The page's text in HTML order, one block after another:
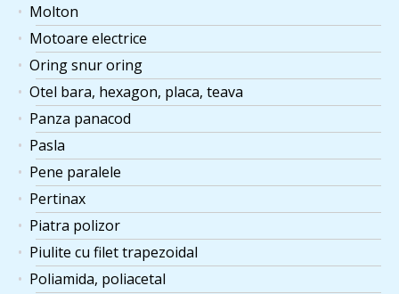
Molton
Motoare electrice
Oring snur oring
Otel bara, hexagon, placa, teava
Panza panacod
Pasla
Pene paralele
Pertinax
Piatra polizor
Piulite cu filet trapezoidal
Poliamida, poliacetal